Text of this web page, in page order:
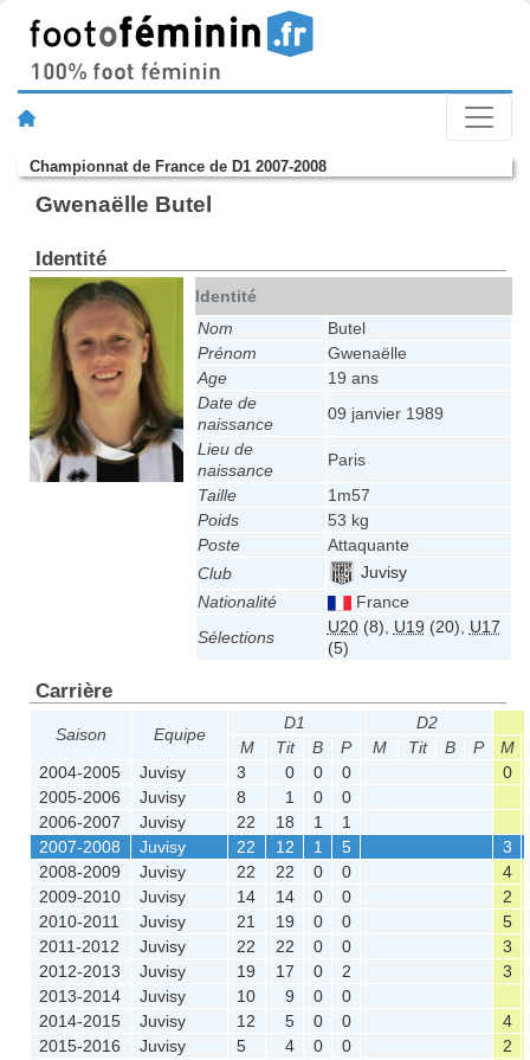
Championnat de France de D1 2007-2008
Gwenaëlle Butel
Identité
Identité
Nom
Butel
Prénom
Gwenaëlle
Age
19 ans
Date de
naissance
09 janvier 1989
Lieu de
naissance
Paris
Taille
1m57
Poids
53 kg
Poste
Attaquante
Club
Juvisy
Nationalité
France
Sélections
U20(8), U19 (20), U17
(5)
Carrière
Saison Equipe
D1
D2
M
Tit B P M Tit B P M
2004-2005
Juvisy 3 0 0 0
0
2005-2006
Juvisy 8 1 0
0
2006-2007
Juvisy 22 18 1
1
2007-2008
Juvisy 22 12 1 5
3
2008-2009
Juvisy 22 22 0 0
4
2009-2010
Juvisy 14 14 0 0
2
2010-2011
Juvisy 21 19 0 0
5
2011-2012
Juvisy 22 22 0 0
3
2012-2013
Juvisy 19 17 0 2
3
2013-2014
Juvisy 10 9 0
0
2014-2015
Juvisy 12 5 0 0
4
2015-2016
Juvisy 5 4 0 0
2